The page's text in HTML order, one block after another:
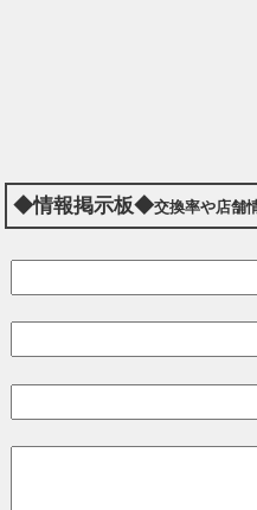
◆情報掲示板◆交換率や店舗